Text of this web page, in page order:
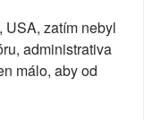
USA, zatím nebyl
administrativa
málo, aby od